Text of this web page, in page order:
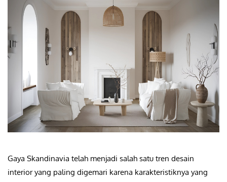
Gaya Skandinavia telah menjadi salah satu tren desain
interior yang paling digemari karena karakteristiknya yang